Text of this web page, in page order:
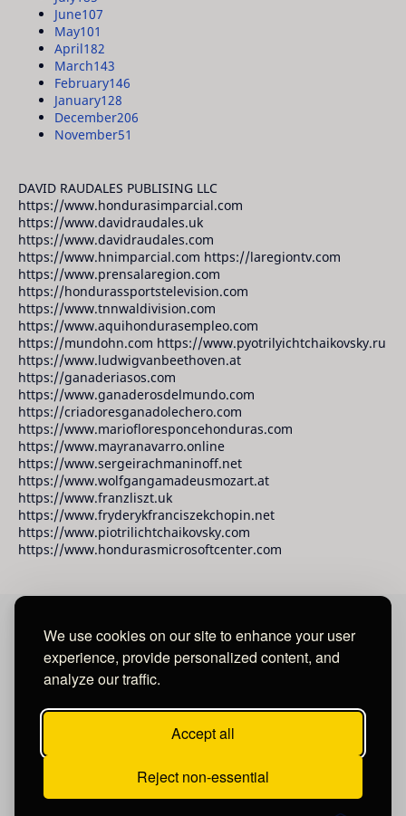
We use cookies on our site to enhance your user
experience, provide personalized content, and
analyze our traffic.
Accept all
Reject non-essential
June107
May101
April182
March143
February146
January128
December206
November51
DAVID RAUDALES PUBLISING LLC
https://www.hondurasimparcial.com
https://www.davidraudales.uk
https://www.davidraudales.com
https://www.hnimparcial.com https://laregiontv.com
https://www.prensalaregion.com
https://hondurassportstelevision.com
https://www.tnnwaldivision.com
https://www.aquihondurasempleo.com
https://mundohn.com https://www.pyotrilyichtchaikovsky.ru
https://www.ludwigvanbeethoven.at
https://ganaderiasos.com
https://www.ganaderosdelmundo.com
https://criadoresganadolechero.com
https://www.mariofloresponcehonduras.com
https://www.mayranavarro.online
https://www.sergeirachmaninoff.net
https://www.wolfgangamadeusmozart.at
https://www.franzliszt.uk
https://www.fryderykfranciszekchopin.net
https://www.piotrilichtchaikovsky.com
https://www.hondurasmicrosoftcenter.com
David Raudales Publishing LLC
Salvador.